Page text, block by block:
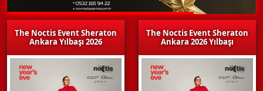
The Noctis Event Sheraton
Ankara Yılbaşı 2026
The Noctis Event Sheraton
Ankara 2026 Yılbaşı